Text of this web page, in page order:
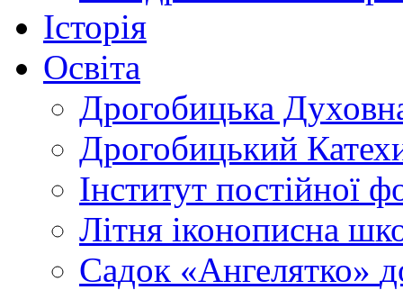
Історія
Освіта
Дрогобицька
Дрогобицький
Інститут постійної
Літня іконописна
Садок «Ангелятко»